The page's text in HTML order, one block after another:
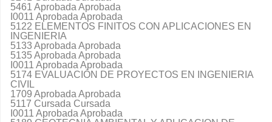
5461 Aprobada Aprobada
I0011 Aprobada Aprobada
5122 ELEMENTOS FINITOS CON APLICACIONES EN
INGENIERIA
5133 Aprobada Aprobada
5135 Aprobada Aprobada
I0011 Aprobada Aprobada
5174 EVALUACIÓN DE PROYECTOS EN INGENIERIA
CIVIL
1709 Aprobada Aprobada
5117 Cursada Cursada
I0011 Aprobada Aprobada